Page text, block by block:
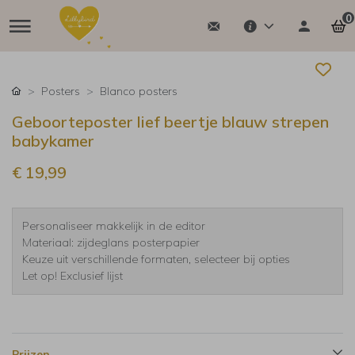
0
Posters Blanco posters
Geboorteposter lief beertje blauw strepen
babykamer
€ 19,99
Personaliseer makkelijk in de editor
Materiaal: zijdeglans posterpapier
Keuze uit verschillende formaten, selecteer bij opties
Let op! Exclusief lijst